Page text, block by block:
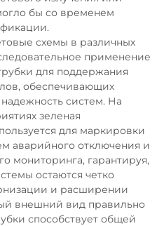
бы со временем
схемы в различных
применение
для поддержания
обеспечивающих
систем. На
зеленая
для маркировки
аварийного отключения и
мониторинга, гарантируя,
остаются четко
и расширении
внешний вид правильно
способствует общей